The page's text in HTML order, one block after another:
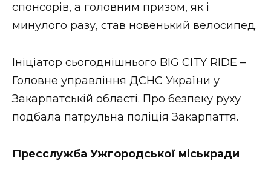
спонсорів, а головним призом, як і
минулого разу, став новенький велосипед.
Ініціатор сьогоднішнього BIG CITY RIDE –
Головне управління ДСНС України у
Закарпатській області. Про безпеку руху
подбала патрульна поліція Закарпаття.
Пресслужба Ужгородської міськради